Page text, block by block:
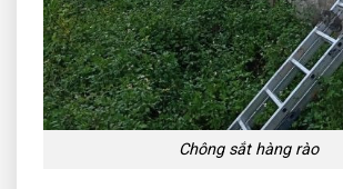
Chông sắt hàng rào